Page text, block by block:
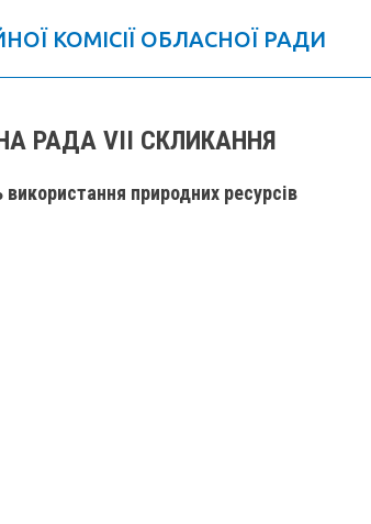
КОМІСІЇ ОБЛАСНОЇ РАДИ
РАДА VIІ СКЛИКАННЯ
використання природних ресурсів